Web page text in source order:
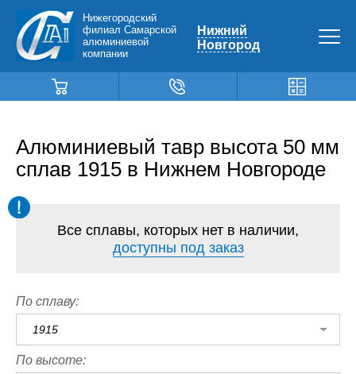
Нижегородский
филиал Самарской
алюминиевой
компании
Нижний
Новгород
Алюминиевый тавр высота 50 мм
сплав 1915 в Нижнем Новгороде
Все сплавы, которых нет в наличии,
доступны под заказ
По сплаву:
1915
По высоте: